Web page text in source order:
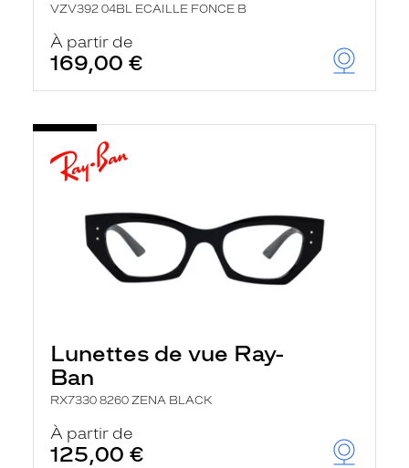
VZV392 04BL ECAILLE FONCE B
À partir de
169,00 €
Lunettes de vue Ray-
Ban
RX7330 8260 ZENA BLACK
À partir de
125,00 €